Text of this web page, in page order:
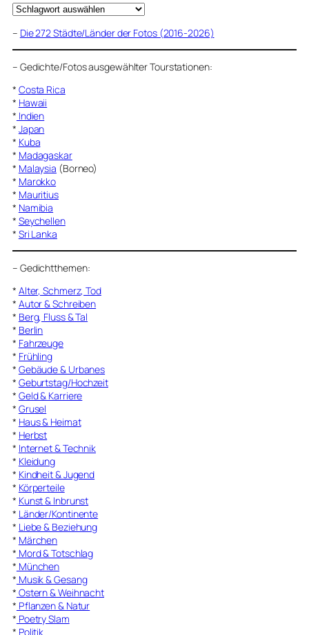
– Die 272 Städte/Länder der Fotos (2016-2026)
– Gedichte/Fotos ausgewählter Tourstationen:
* Costa Rica
* Hawaii
* Indien
* Japan
* Kuba
* Madagaskar
* Malaysia (Borneo)
* Marokko
* Mauritius
* Namibia
* Seychellen
* Sri Lanka
– Gedichtthemen:
* Alter, Schmerz, Tod
* Autor & Schreiben
* Berg, Fluss & Tal
* Berlin
* Fahrzeuge
* Frühling
* Gebäude & Urbanes
* Geburtstag/Hochzeit
* Geld & Karriere
* Grusel
* Haus & Heimat
* Herbst
* Internet & Technik
* Kleidung
* Kindheit & Jugend
* Körperteile
* Kunst & Inbrunst
* Länder/Kontinente
* Liebe & Beziehung
* Märchen
* Mord & Totschlag
* München
* Musik & Gesang
* Ostern & Weihnacht
* Pflanzen & Natur
* Poetry Slam
* Politik